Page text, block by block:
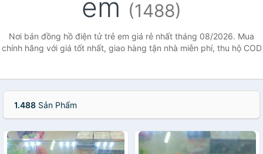
em (1488)
Nơi bán đồng hồ điện tử trẻ em giá rẻ nhất tháng 08/2026. Mua
chính hãng với giá tốt nhất, giao hàng tận nhà miễn phí, thu hộ COD
1.488 Sản Phẩm